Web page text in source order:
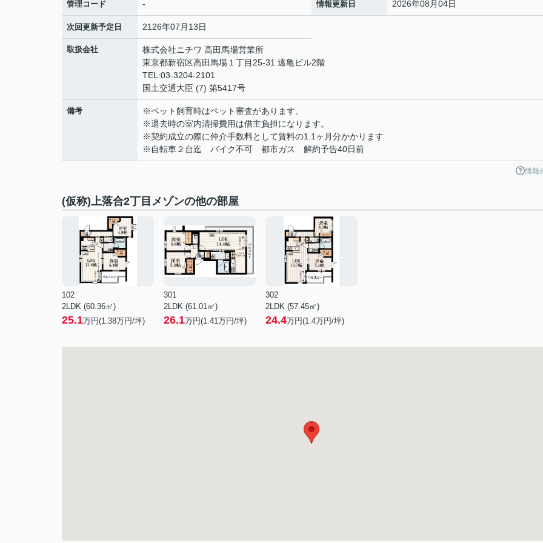
管理コード - 情報更新日 2026年08月04日
次回更新予定日 2126年07月13日
取扱会社
株式会社ニチワ 高田馬場営業所
東京都新宿区高田馬場１丁目25-31 遠亀ビル2階
TEL:03-3204-2101
国土交通大臣 (7) 第5417号
備考
※ペット飼育時はペット審査があります。
※退去時の室内清掃費用は借主負担になります。
※契約成立の際に仲介手数料として賃料の1.1ヶ月分かかります
※自転車２台迄 バイク不可 都市ガス 解約予告40日前
情報
(仮称)上落合2丁目メゾンの他の部屋
102
2LDK (60.36㎡)
25.1万円(1.38万円/坪)
301
2LDK (61.01㎡)
26.1万円(1.41万円/坪)
302
2LDK (57.45㎡)
24.4万円(1.4万円/坪)